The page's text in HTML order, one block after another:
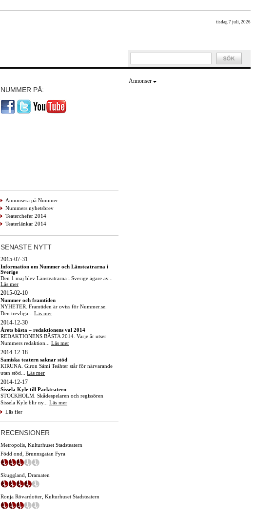
tisdag 7 juli, 2026
NUMMER PÅ:
Annonsera på Nummer
Nummers nyhetsbrev
Teaterchefer 2014
Teaterlänkar 2014
SENASTE NYTT
2015-07-31
Information om Nummer och Länsteatrarna i
Sverige
Den 1 maj blev Länsteatrarna i Sverige ägare av...
Läs mer
2015-02-10
Nummer och framtiden
NYHETER. Framtiden är oviss för Nummer.se.
Den trevliga... Läs mer
2014-12-30
Årets bästa – redaktionens val 2014
REDAKTIONENS BÄSTA 2014. Varje år utser
Nummers redaktion... Läs mer
2014-12-18
Samiska teatern saknar stöd
KIRUNA. Giron Sámi Teáhter står för närvarande
utan stöd... Läs mer
2014-12-17
Sissela Kyle till Parkteatern
STOCKHOLM. Skådespelaren och regissören
Sissela Kyle blir ny... Läs mer
Läs fler
RECENSIONER
Metropolis, Kulturhuset Stadsteatern
Född ond, Brunnsgatan Fyra
Skuggland, Dramaten
Ronja Rövardotter, Kulturhuset Stadsteatern
Annonser